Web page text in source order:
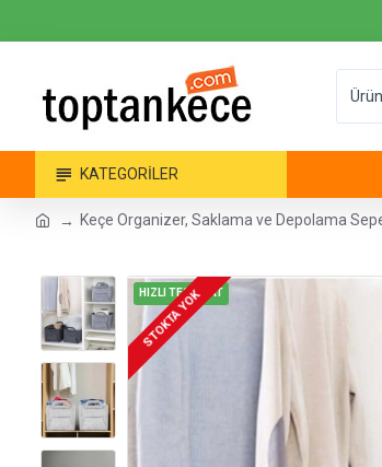
KATEGORILER
Keçe Organizer, Saklama ve Depolama
HIZLI TESLİMAT
STOKTA YOK